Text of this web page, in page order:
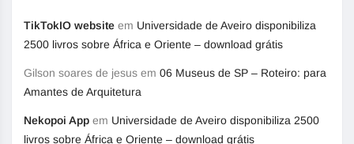
TikTokIO website em Universidade de Aveiro disponibiliza
2500 livros sobre África e Oriente – download grátis
Gilson soares de jesus em 06 Museus de SP – Roteiro: para
Amantes de Arquitetura
Nekopoi App em Universidade de Aveiro disponibiliza 2500
livros sobre África e Oriente – download grátis